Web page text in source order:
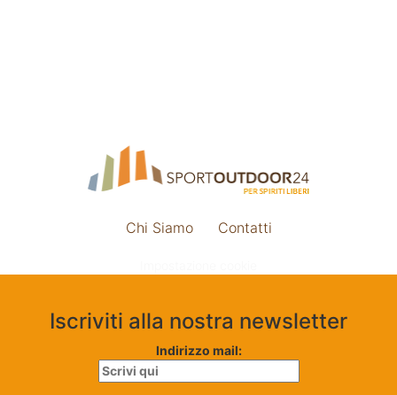
Chi Siamo Contatti
Iscriviti alla nostra newsletter
Indirizzo mail: